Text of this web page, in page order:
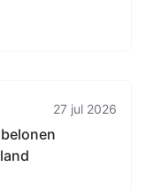
27 jul 2026